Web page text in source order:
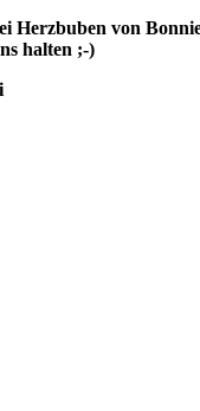
Herzbuben von
halten ;-)